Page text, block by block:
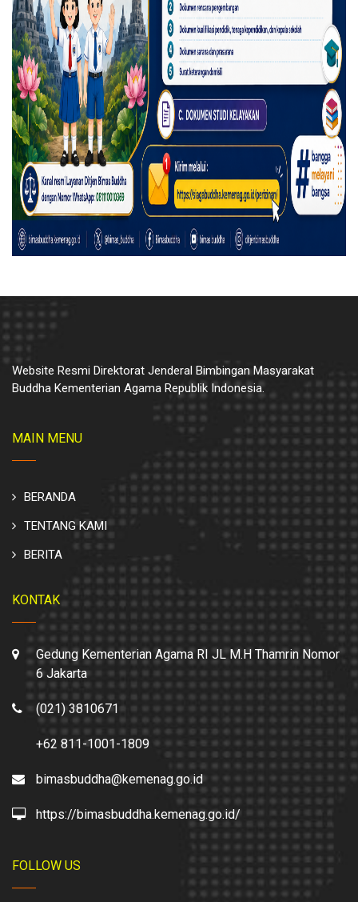
Website Resmi Direktorat Jenderal Bimbingan Masyarakat
Buddha Kementerian Agama Republik Indonesia.
MAIN MENU
BERANDA
TENTANG KAMI
BERITA
KONTAK
Gedung Kementerian Agama RI JL M.H Thamrin Nomor
6 Jakarta
(021) 3810671
+62 811-1001-1809
bimasbuddha@kemenag.go.id
https://bimasbuddha.kemenag.go.id/
FOLLOW US